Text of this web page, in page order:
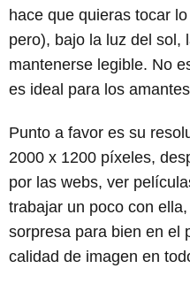
hace que quieras tocar
pero), bajo la luz del sol,
mantenerse legible. No
es ideal para los
Punto a favor es su
2000 x 1200 píxeles,
por las webs, ver
trabajar un poco con
sorpresa para bien en el
calidad de imagen en